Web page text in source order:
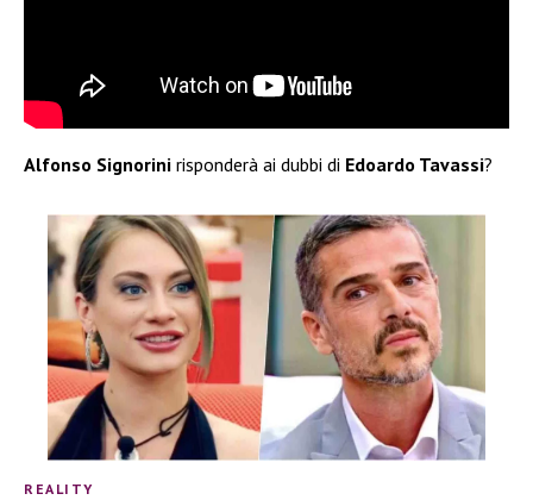
Alfonso Signorini risponderà ai dubbi di Edoardo Tavassi?
REALITY